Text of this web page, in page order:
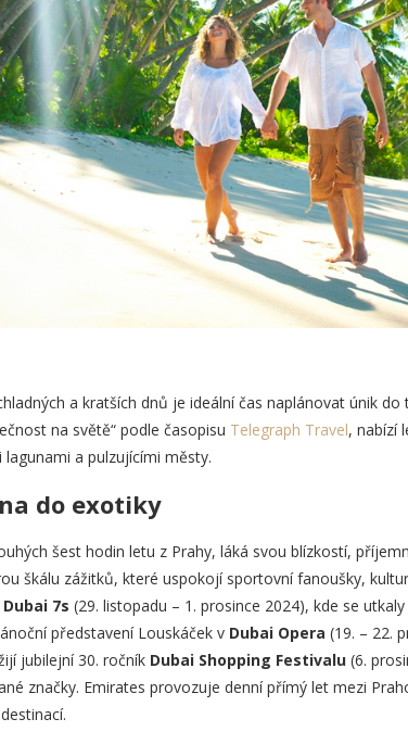
a kratších dnů je ideální čas naplánovat únik
na světě“ podle časopisu Telegraph Travel, nabízí
lagunami a pulzujícími městy.
do exotiky
šest hodin letu z Prahy, láká svou blízkostí,
škálu zážitků, které uspokojí sportovní fanoušky,
7s (29. listopadu – 1. prosince 2024), kde se
představení Louskáček v Dubai Opera (19. – 22.
jubilejní 30. ročník Dubai Shopping Festivalu(6.
značky. Emirates provozuje denní přímý let mezi